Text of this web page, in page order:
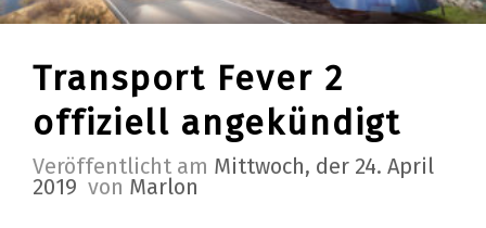
Transport Fever 2
offiziell angekündigt
Veröffentlicht am Mittwoch, der 24. April
2019 von Marlon